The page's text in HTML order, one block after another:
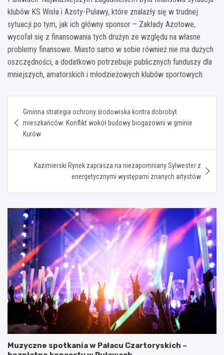
klubów KS Wisła i Azoty-Puławy, które znalazły się w trudnej
sytuacji po tym, jak ich główny sponsor – Zakłady Azotowe,
wycofał się z finansowania tych drużyn ze względu na własne
problemy finansowe. Miasto samo w sobie również nie ma dużych
oszczędności, a dodatkowo potrzebuje publicznych funduszy dla
mniejszych, amatorskich i młodzieżowych klubów sportowych.
wpisu
Gminna strategia ochrony środowiska kontra dobrobyt
mieszkańców: Konflikt wokół budowy biogazowni w gminie
Kurów
Kazimierski Rynek zaprasza na niezapomniany Sylwester z
energetycznymi występami znanych artystów
Muzyczne spotkania w Pałacu Czartoryskich –